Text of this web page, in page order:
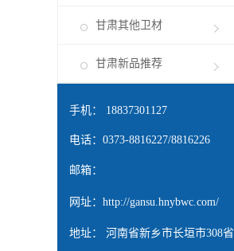
甘肃其他卫材
甘肃新品推荐
手机： 18837301127
电话：0373-8816227/8816226
邮箱：
网址： http://gansu.hnybwc.com/
地址： 河南省新乡市长垣市308省